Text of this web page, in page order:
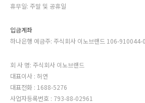
휴무일: 주말 및 공휴일
입금계좌
하나은행 예금주: 주식회사 이노브랜드 106-
회 사 명: 주식회사 이노브랜드
대표이사 : 허연
대표전화 : 1688-5276
사업자등록번호 : 793-88-02961